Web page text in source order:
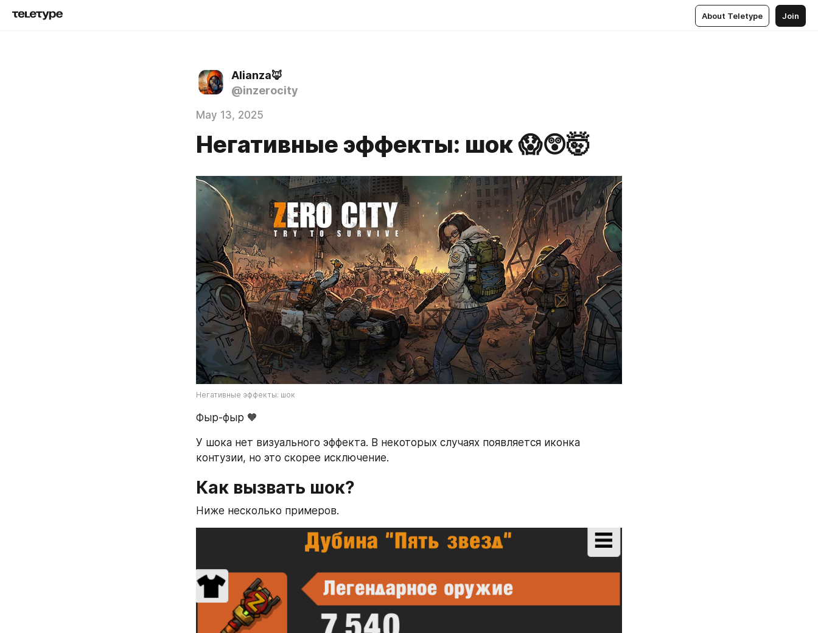
About Teletype Join
Alianza🦊
@inzerocity
May 13, 2025
Негативные эффекты: шок 😱😲🤯
Негативные эффекты: шок
Фыр-фыр 🧡
У шока нет визуального эффекта. В некоторых случаях появляется иконка
контузии, но это скорее исключение.
Как вызвать шок?
Ниже несколько примеров.